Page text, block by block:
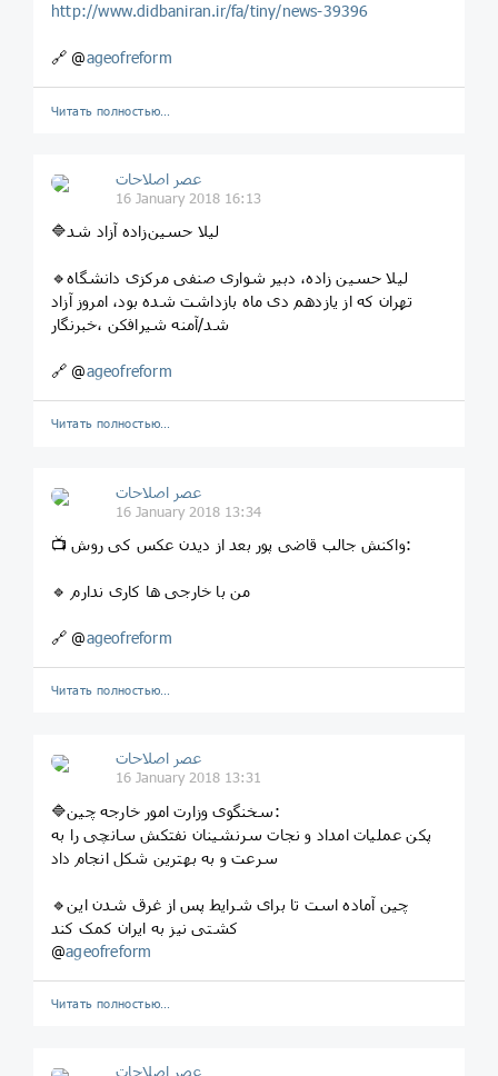
http://www.didbaniran.ir/fa/tiny/news-39396
🔗 @ageofreform
Читать полностью…
عصر اصلاحات
16 January 2018 16:13
🔷لیلا حسین‌زاده آزاد شد
🔹لیلا حسین زاده، دبیر شواری صنفی مرکزی دانشگاه
تهران که از یازدهم دی ماه بازداشت شده بود، امروز آزاد
شد/آمنه شیرافکن ،خبرنگار
🔗 @ageofreform
Читать полностью…
عصر اصلاحات
16 January 2018 13:34
📺 واکنش جالب قاضی پور بعد از دیدن عکس کی روش:
🔹 من با خارجى ها كارى ندارم
🔗 @ageofreform
Читать полностью…
عصر اصلاحات
16 January 2018 13:31
🔷سخنگوی وزارت امور خارجه چین:
پکن عملیات امداد و نجات سرنشینان نفتکش سانچی را به
سرعت و به بهترین شکل انجام داد
🔹چین آماده است تا برای شرایط پس از غرق شدن این
کشتی نیز به ایران کمک کند
@ageofreform
Читать полностью…
عصر اصلاحات